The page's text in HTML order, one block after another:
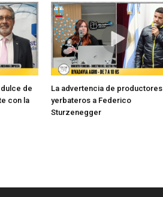
de
con la
La advertencia de productores
yerbateros a Federico
Sturzenegger